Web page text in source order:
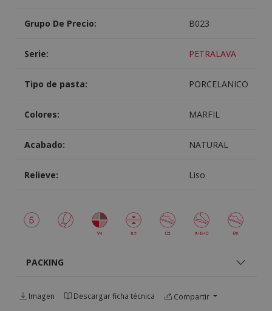
Grupo De Precio: B023
Serie: PETRALAVA
Tipo de pasta: PORCELANICO
Colores: MARFIL
Acabado: NATURAL
Relieve: Liso
PACKING
Imagen Descargar ficha técnica Compartir